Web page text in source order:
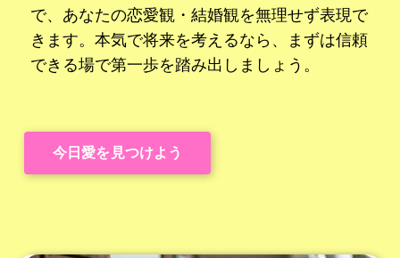
で、あなたの恋愛観・結婚観を無理せず表現で
きます。本気で将来を考えるなら、まずは信頼
できる場で第一歩を踏み出しましょう。
今日愛を見つけよう